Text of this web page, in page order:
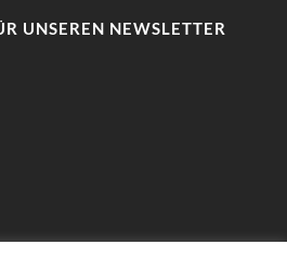
UNSEREN NEWSLETTER